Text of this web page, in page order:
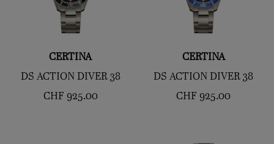
CERTINA
DS ACTION DIVER 38
CHF 925.00
CERTINA
DS ACTION DIVER 38
CHF 925.00